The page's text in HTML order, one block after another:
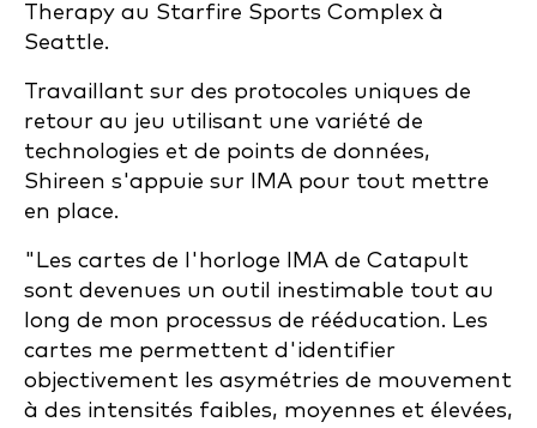
Therapy au Starfire Sports Complex à
Seattle.
Travaillant sur des protocoles uniques de
retour au jeu utilisant une variété de
technologies et de points de données,
Shireen s'appuie sur IMA pour tout mettre
en place.
"Les cartes de l'horloge IMA de Catapult
sont devenues un outil inestimable tout au
long de mon processus de rééducation. Les
cartes me permettent d'identifier
objectivement les asymétries de mouvement
à des intensités faibles, moyennes et élevées,